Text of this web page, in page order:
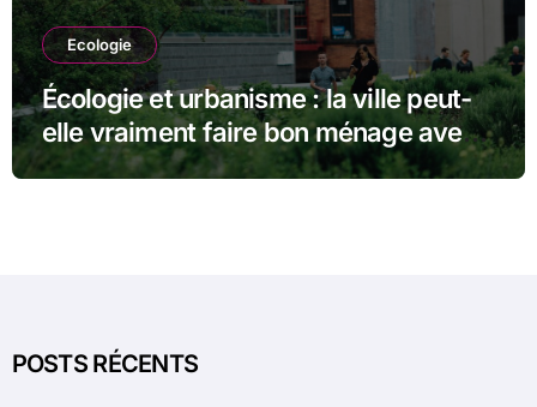
Ecologie
Écologie et urbanisme : la ville peut-
elle vraiment faire bon ménage avec
la nature ?
POSTS RÉCENTS